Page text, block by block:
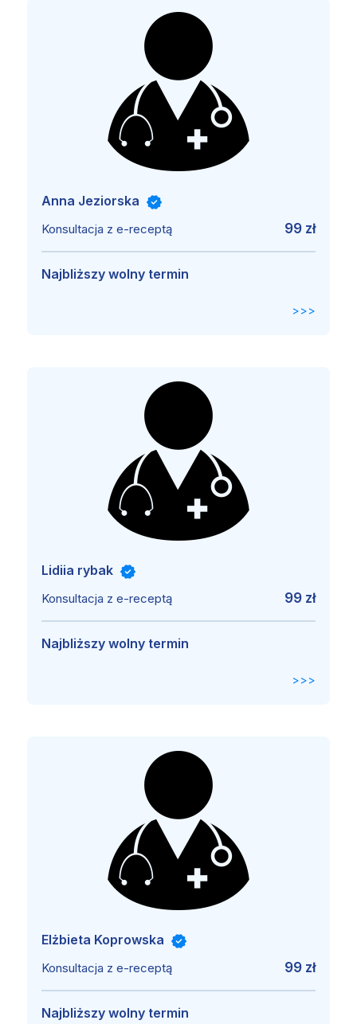
Anna Jeziorska
Konsultacja z e-receptą 99 zł
Najbliższy wolny termin
>>>
Lidiia rybak
Konsultacja z e-receptą 99 zł
Najbliższy wolny termin
>>>
Elżbieta Koprowska
Konsultacja z e-receptą 99 zł
Najbliższy wolny termin